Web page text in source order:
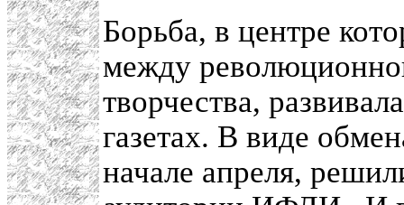
Борьба, в центре
между
творчества,
газетах. В виде
начале апреля,